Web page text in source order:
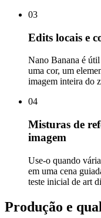
03
Edits locais e
Nano Banana é
uma cor, um
imagem inteira do
04
Misturas de
imagem
Use-o quando
em uma cena
teste inicial de art
Produção e